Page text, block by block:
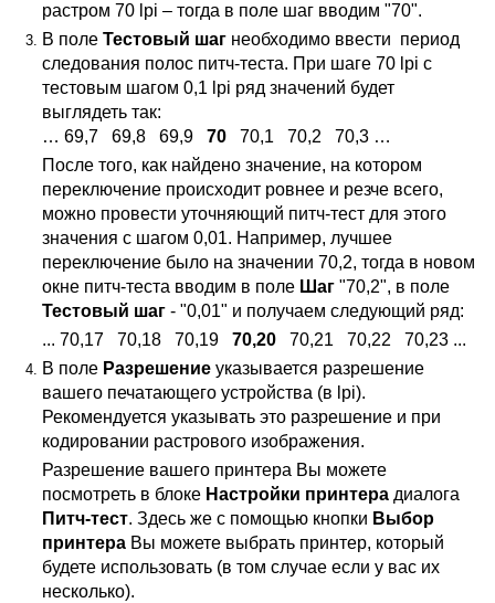
растром 70 lpi – тогда в поле шаг вводим "70".
В поле Тестовый шаг необходимо ввести период
следования полос питч-теста. При шаге 70 lpi с
тестовым шагом 0,1 lpi ряд значений будет
выглядеть так:
… 69,7 69,8 69,9 70 70,1 70,2 70,3 …
После того, как найдено значение, на котором
переключение происходит ровнее и резче всего,
можно провести уточняющий питч-тест для этого
значения с шагом 0,01. Например, лучшее
переключение было на значении 70,2, тогда в новом
окне питч-теста вводим в поле Шаг "70,2", в поле
Тестовый шаг - "0,01" и получаем следующий ряд:
... 70,17 70,18 70,19 70,20 70,21 70,22 70,23 ...
В поле Разрешение указывается разрешение
вашего печатающего устройства (в lpi).
Рекомендуется указывать это разрешение и при
кодировании растрового изображения.
Разрешение вашего принтера Вы можете
посмотреть в блоке Настройки принтера диалога
Питч-тест. Здесь же с помощью кнопки Выбор
принтера Вы можете выбрать принтер, который
будете использовать (в том случае если у вас их
несколько).